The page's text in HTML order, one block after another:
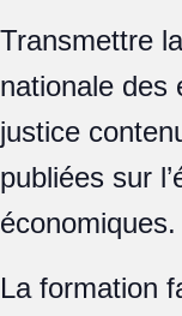
Transmettre
nationale des
justice
publiées sur
économiques.
La formation